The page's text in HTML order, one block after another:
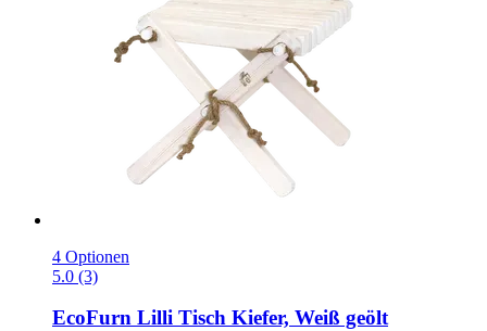
4 Optionen
5.0 (3)
EcoFurn Lilli Tisch Kiefer, Weiß geölt